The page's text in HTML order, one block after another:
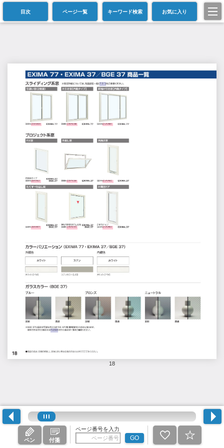
目次 ページ一覧 キーワード検索 お気に入り
18
ペン 付箋
ページ番号を入力
GO